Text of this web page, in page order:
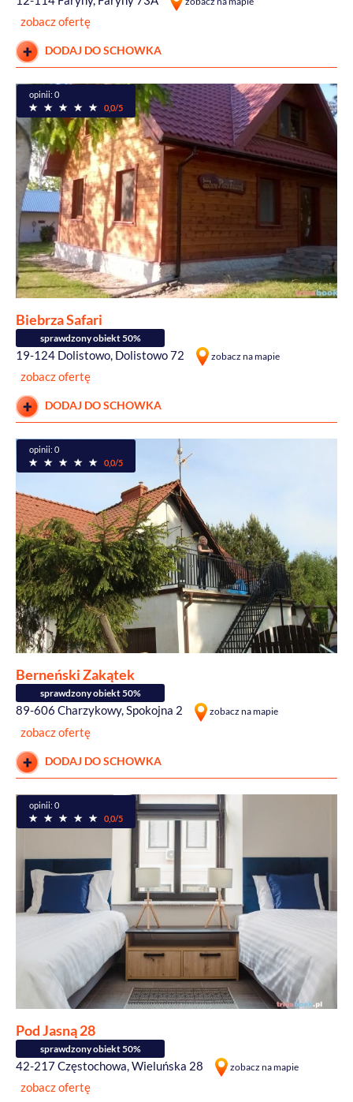
zobacz ofertę
DODAJ DO SCHOWKA
opinii: 0
0,0/5
Biebrza Safari
sprawdzony obiekt 50%
19-124 Dolistowo, Dolistowo 72 zobacz na mapie
zobacz ofertę
DODAJ DO SCHOWKA
opinii: 0
0,0/5
Berneński Zakątek
sprawdzony obiekt 50%
89-606 Charzykowy, Spokojna 2 zobacz na mapie
zobacz ofertę
DODAJ DO SCHOWKA
opinii: 0
0,0/5
Pod Jasną 28
sprawdzony obiekt 50%
42-217 Częstochowa, Wieluńska 28 zobacz na mapie
zobacz ofertę